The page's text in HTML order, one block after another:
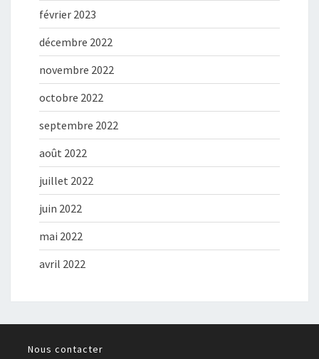
février 2023
décembre 2022
novembre 2022
octobre 2022
septembre 2022
août 2022
juillet 2022
juin 2022
mai 2022
avril 2022
Nous contacter